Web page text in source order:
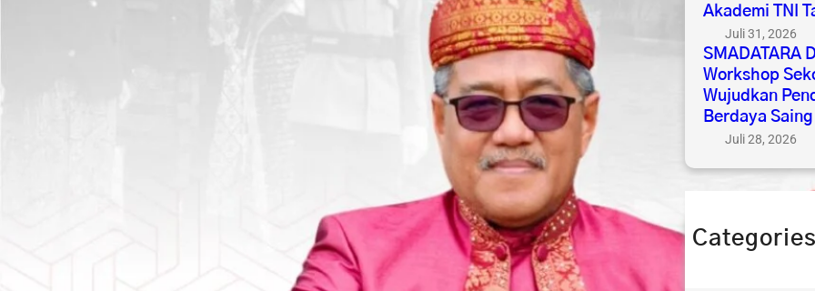
Akademi TNI
Juli 31, 2026
SMADATARA
Workshop
Wujudkan
Berdaya Saing
Juli 28, 2026
Categories